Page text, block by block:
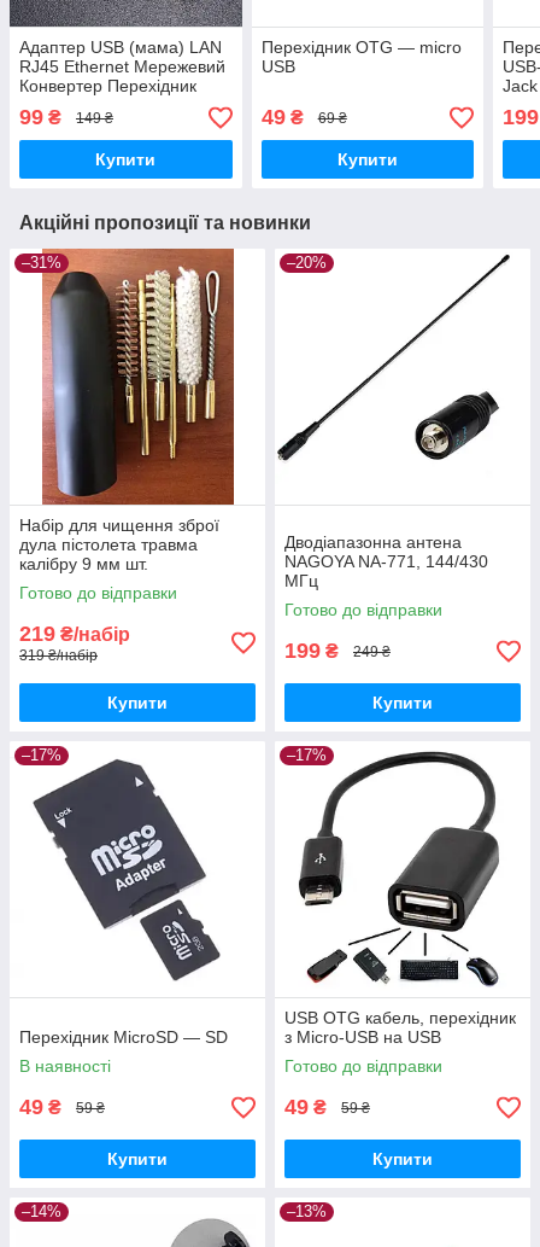
Адаптер USB (мама) LAN
RJ45 Ethernet Мережевий
Конвертер Перехідник
99 ₴ 149 ₴
Купити
Перехідник OTG — micro
USB
49₴ 69 ₴
Купити
для
199
Акційні пропозиції та новинки
–31%
Набір для чищення зброї
дула пістолета травма
калібру 9 мм шт.
Готово до відправки
219 ₴/набір
319 ₴/набір
Купити
–20%
Дводіапазонна антена
NAGOYA NA-771, 144/430
МГц
Готово до відправки
199 ₴ 249 ₴
Купити
–17%
Перехідник MicroSD — SD
В наявності
49 ₴ 59 ₴
Купити
–17%
USB OTG кабель, перехідник
з Micro-USB на USB
Готово до відправки
49 ₴ 59 ₴
Купити
–14% –13%